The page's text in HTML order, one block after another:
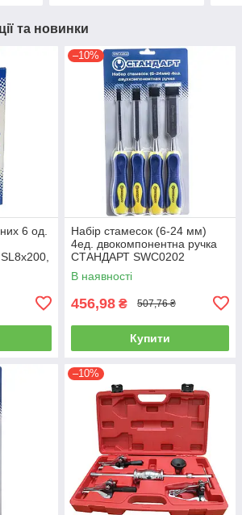
та новинки
6 од.
–10%
Набір стамесок (6-24 мм)
4ед. двокомпонентна ручка
СТАНДАРТ SWC0202
В наявності
456,98 ₴ 507,76 ₴
Купити
–10%